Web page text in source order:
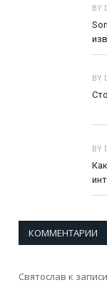
BY
BY
BY
КОММЕНТАРИИ
Святослав к записи